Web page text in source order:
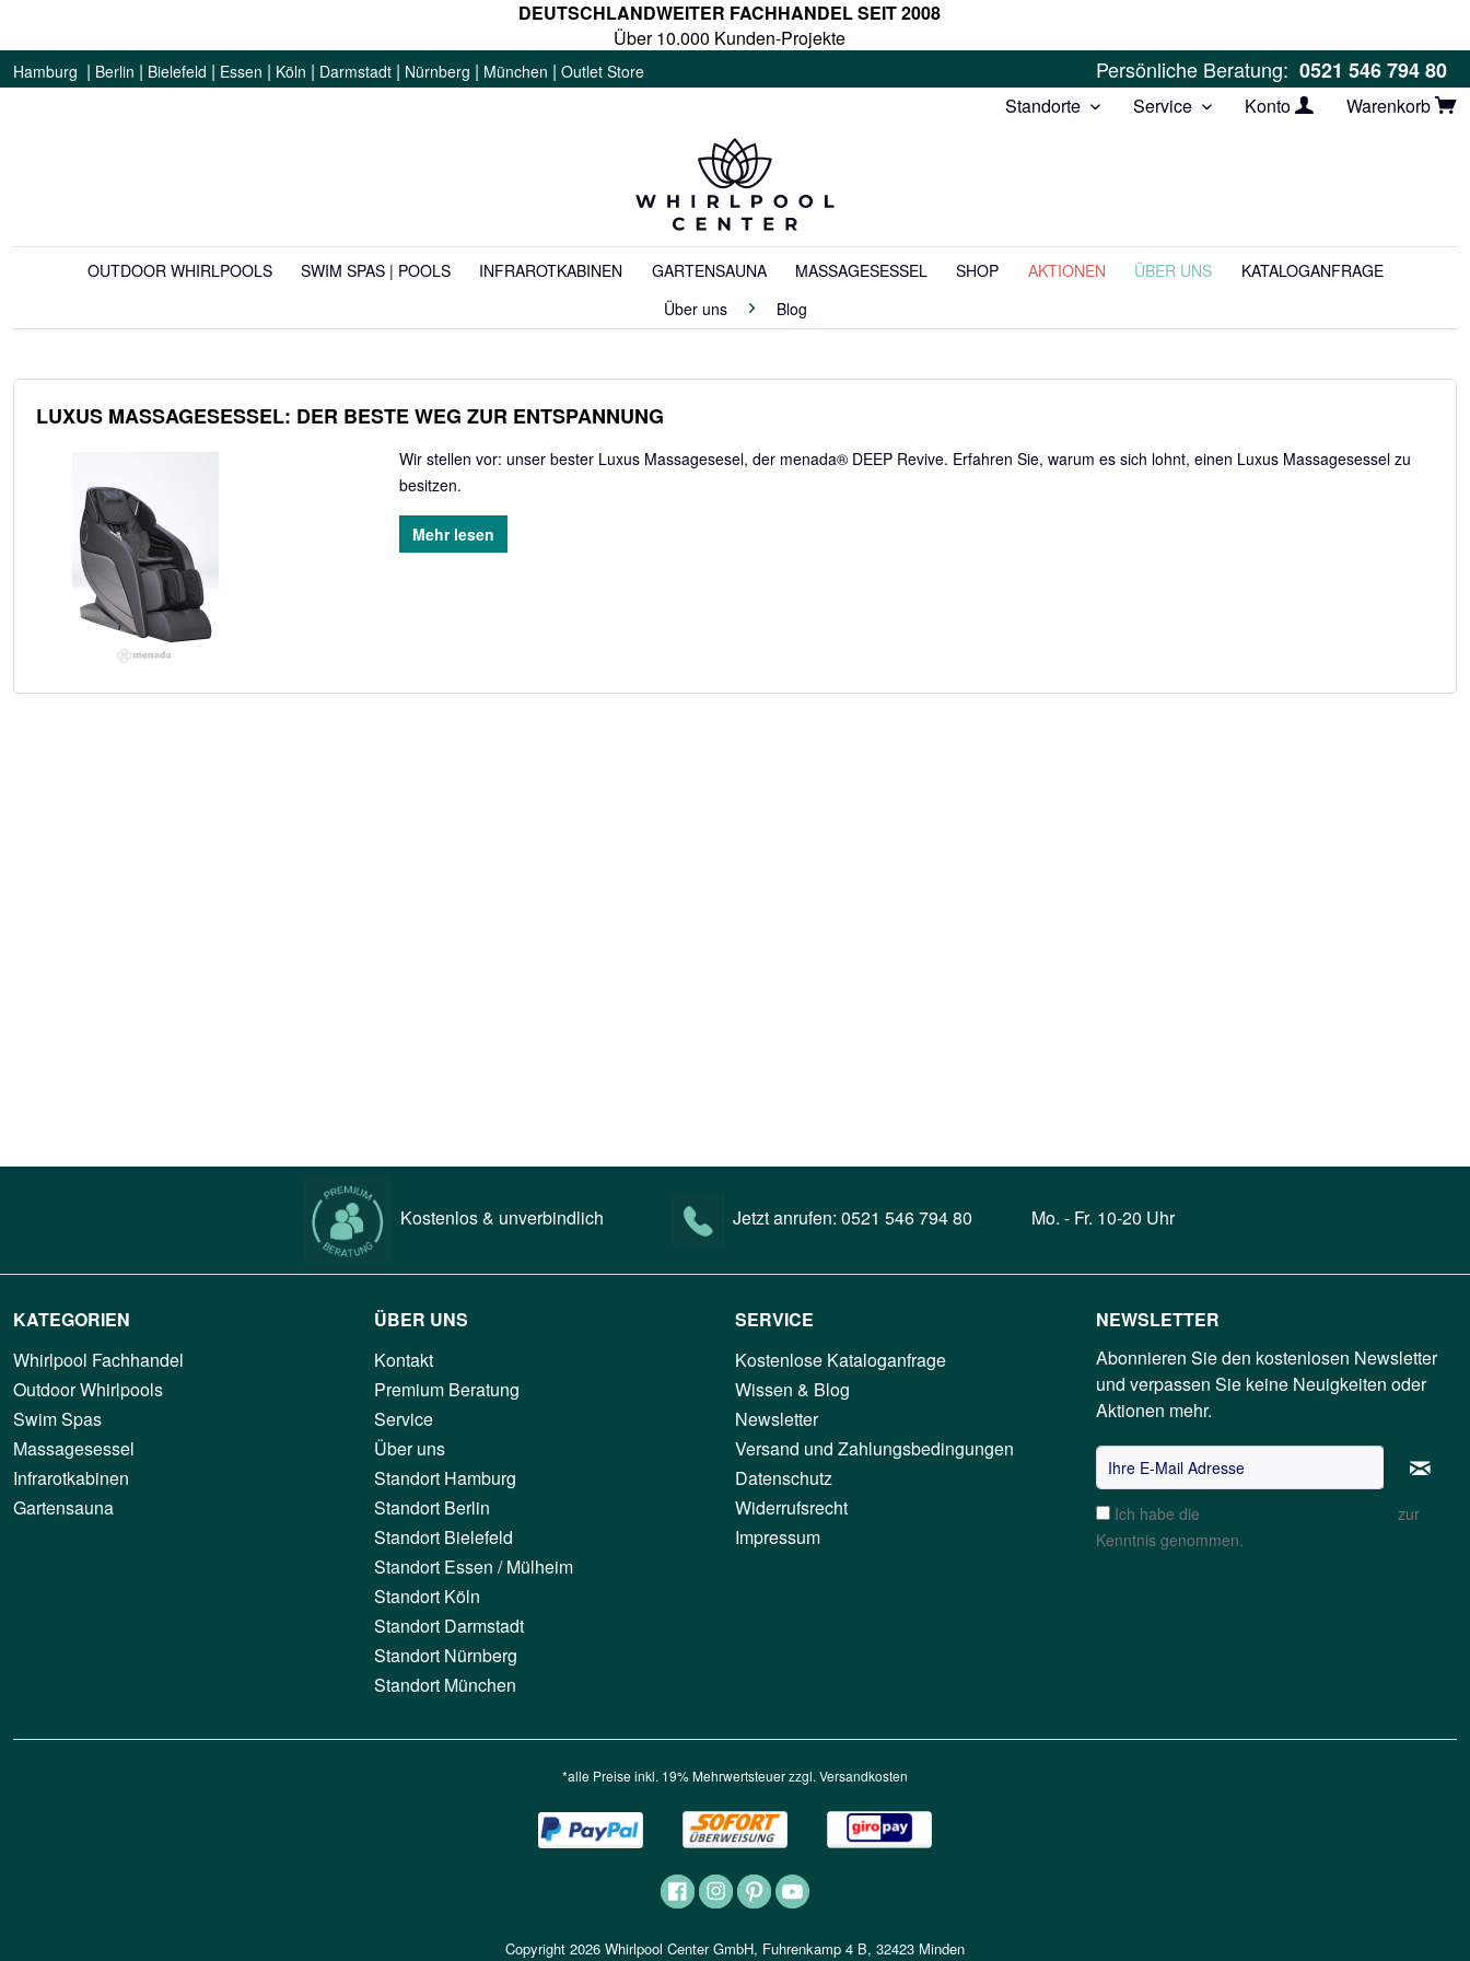
DEUTSCHLANDWEITER FACHHANDEL SEIT 2008
Über 10.000 Kunden-Projekte
Hamburg | Berlin | Bielefeld | Essen | Köln | Darmstadt | Nürnberg | München | Outlet Store Persönliche Beratung: 0521 546 794 80
Standorte Service Konto Warenkorb
OUTDOOR WHIRLPOOLS SWIM SPAS | POOLS INFRAROTKABINEN GARTENSAUNA MASSAGESESSEL SHOP AKTIONEN ÜBER UNS
KATALOGANFRAGE
Über uns
Blog
LUXUS MASSAGESESSEL: DER BESTE WEG ZUR ENTSPANNUNG
Wir stellen vor: unser bester Luxus Massagesesel, der menada® DEEP Revive. Erfahren Sie, warum es sich lohnt, einen Luxus Massagesessel zu
besitzen.
Mehr lesen
Kostenlos & unverbindlich Jetzt anrufen: 0521 546 794 80 Mo. - Fr. 10-20 Uhr
KATEGORIEN
Whirlpool Fachhandel
Outdoor Whirlpools
Swim Spas
Massagesessel
Infrarotkabinen
Gartensauna
ÜBER UNS
Kontakt
Premium Beratung
Service
Über uns
Standort Hamburg
Standort Berlin
Standort Bielefeld
Standort Essen / Mülheim
Standort Köln
Standort Darmstadt
Standort Nürnberg
Standort München
SERVICE
Kostenlose Kataloganfrage
Wissen & Blog
Newsletter
Versand und Zahlungsbedingungen
Datenschutz
Widerrufsrecht
Impressum
NEWSLETTER
Abonnieren Sie den kostenlosen Newsletter
und verpassen Sie keine Neuigkeiten oder
Aktionen mehr.
Ich habe die
zur
Kenntnis genommen.
*alle Preise inkl. 19% Mehrwertsteuer zzgl. Versandkosten
Copyright 2026 Whirlpool Center GmbH, Fuhrenkamp 4 B, 32423 Minden